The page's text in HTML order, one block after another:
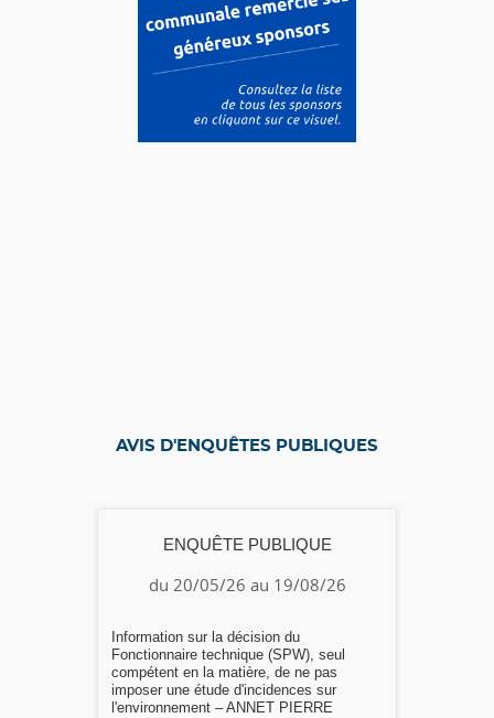
AVIS D'ENQUÊTES PUBLIQUES
ENQUÊTE PUBLIQUE
du 20/05/26 au 19/08/26
Information sur la décision du
Fonctionnaire technique (SPW), seul
compétent en la matière, de ne pas
imposer une étude d'incidences sur
l'environnement – ANNET PIERRE